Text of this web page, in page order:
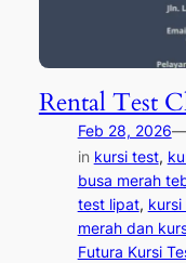
Rental Test
Feb 28, 2026
in kursi test,
busa merah
test lipat,
merah dan
Futura Kursi